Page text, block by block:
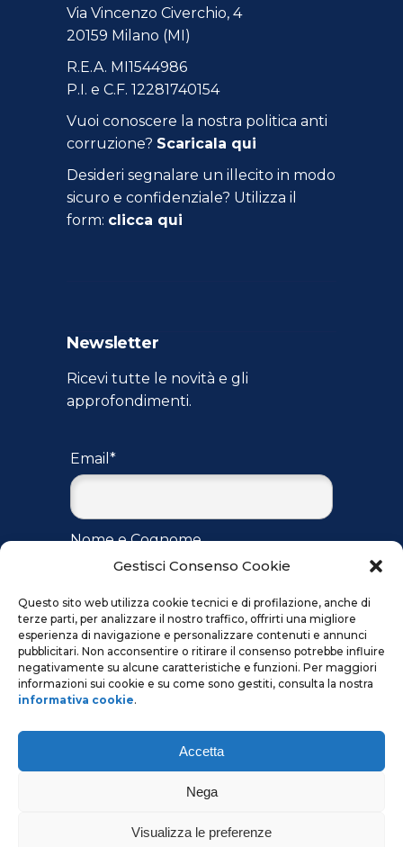
Gestisci Consenso Cookie
Questo sito web utilizza cookie tecnici e di profilazione, anche di
terze parti, per analizzare il nostro traffico, offrirti una migliore
esperienza di navigazione e personalizzare contenuti e annunci
pubblicitari. Non acconsentire o ritirare il consenso potrebbe influire
negativamente su alcune caratteristiche e funzioni. Per maggiori
informazioni sui cookie e su come sono gestiti, consulta la nostra
informativa cookie.
Accetta
Nega
Visualizza le preferenze
Via Vincenzo Civerchio, 4
20159 Milano (MI)
R.E.A. MI1544986
P.I. e C.F. 12281740154
Vuoi conoscere la nostra politica anti
corruzione? Scaricala qui
Desideri segnalare un illecito in modo
sicuro e confidenziale? Utilizza il
form: clicca qui
Newsletter
Ricevi tutte le novità e gli
approfondimenti.
Email*
Nome e Cognome
Accettol'informativaper il
trattamento dei dati ai sensi del
regolamento UE 2016/679